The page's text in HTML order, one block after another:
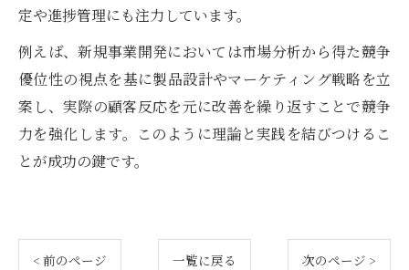
定や進捗管理にも注力しています。
例えば、新規事業開発においては市場分析から得た競争
優位性の視点を基に製品設計やマーケティング戦略を立
案し、実際の顧客反応を元に改善を繰り返すことで競争
力を強化します。このように理論と実践を結びつけるこ
とが成功の鍵です。
< 前のページ 一覧に戻る 次のページ >